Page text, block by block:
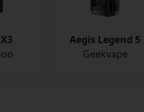
Aegis Legend 5
Geekvape